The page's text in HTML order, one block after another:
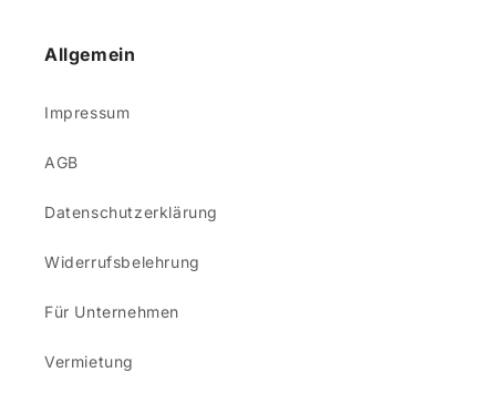
Allgemein
Impressum
AGB
Datenschutzerklärung
Widerrufsbelehrung
Für Unternehmen
Vermietung